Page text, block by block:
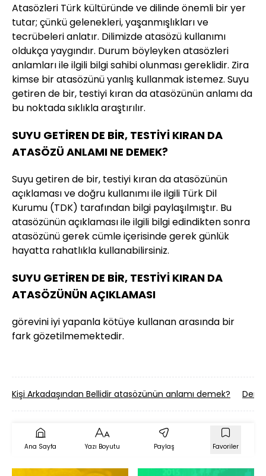
Atasözleri Türk kültüründe ve dilinde önemli bir yer
tutar; çünkü gelenekleri, yaşanmışlıkları ve
tecrübeleri anlatır. Dilimizde atasözü kullanımı
oldukça yaygındır. Durum böyleyken atasözleri
anlamları ile ilgili bilgi sahibi olunması gereklidir. Zira
kimse bir atasözünü yanlış kullanmak istemez. Suyu
getiren de bir, testiyi kıran da atasözünün anlamı da
bu noktada sıklıkla araştırılır.
SUYU GETİREN DE BİR, TESTİYİ KIRAN DA
ATASÖZÜ ANLAMI NE DEMEK?
Suyu getiren de bir, testiyi kıran da atasözünün
açıklaması ve doğru kullanımı ile ilgili Türk Dil
Kurumu (TDK) tarafından bilgi paylaşılmıştır. Bu
atasözünün açıklaması ile ilgili bilgi edindikten sonra
atasözünü gerek cümle içerisinde gerek günlük
hayatta rahatlıkla kullanabilirsiniz.
SUYU GETİREN DE BİR, TESTİYİ KIRAN DA
ATASÖZÜNÜN AÇIKLAMASI
görevini iyi yapanla kötüye kullanan arasında bir
fark gözetilmemektedir.
Kişi Arkadaşından Bellidir atasözünün anlamı demek?
Ana Sayfa Yazı Boyutu Paylaş Favoriler